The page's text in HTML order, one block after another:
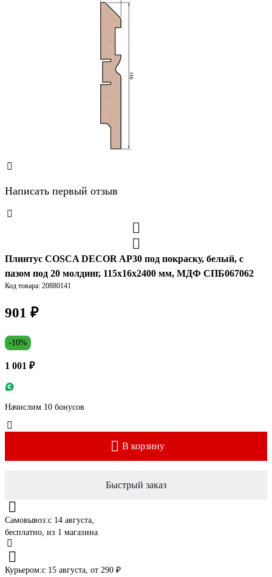
Написать первый отзыв
Плинтус COSCA DECOR AP30 под покраску, белый, с
пазом под 20 молдинг, 115x16x2400 мм, МДФ СПБ067062
Код товара: 20880141
901 ₽
-10%
1 001 ₽
Начислим 10 бонусов
В корзину
Быстрый заказ
Самовывоз:c 14 августа,
бесплатно, из 1 магазина
Курьером:c 15 августа, от 290 ₽